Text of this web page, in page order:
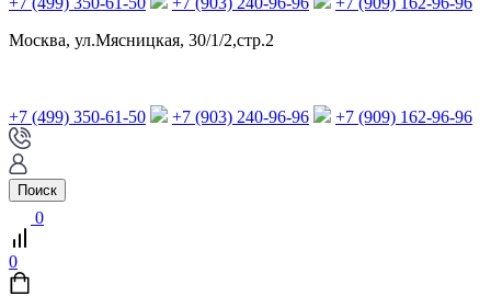
Москва, ул.Мясницкая, 30/1/2,стр.2
+7 (499) 350-61-50 +7 (903) 240-96-96 +7 (909) 162-96-96
Поиск
0
0